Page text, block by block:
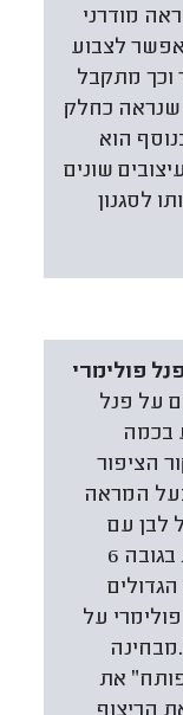
מודרני
אפשר לצבוע
וכך מתקבל
שנראה כחלק
הוא
שונים
לסגנון
פנל פולימרי
על פנל
בכמה
הציפור
בעל המראה
לבן עם
סיומת מעוגלת בגובה 6
על
פנל קרמיקה: 1.מבחינה
את